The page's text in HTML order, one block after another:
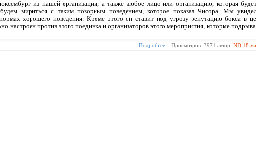
из нашей организации, а также любое лицо или организацию, которая
мириться с таким позорным поведением, которое показал Чисора. Мы
хорошего поведения. Кроме этого он ставит под угрозу репутацию бокса в
настроен против этого поединка и организаторов этого мероприятия, которые
Подробнее... Просмотров: 3971 автор: ND 18